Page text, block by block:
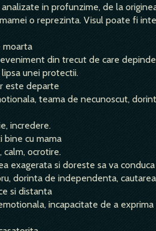
in profunzime, de la
o reprezinta. Visul poate fi
moarta
din trecut de care
unei protectii.
este departe
teama de necunoscut,
incredere.
bine cu mama
calm, ocrotire.
exagerata si doreste sa va
dorinta de independenta,
si distanta
incapacitate de a